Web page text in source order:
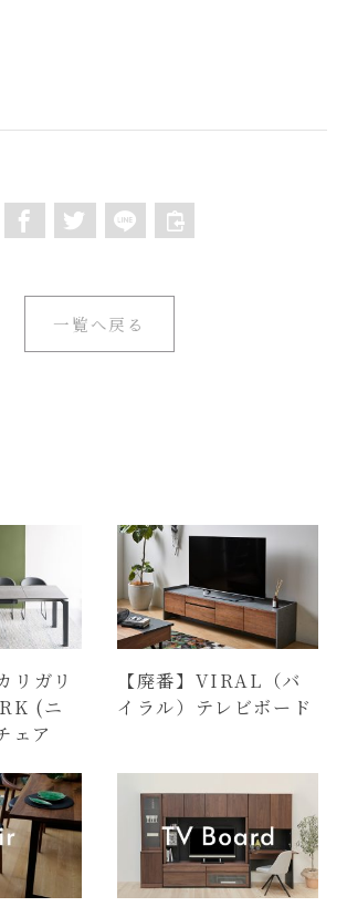
一覧へ戻る
ガリ
(ニ
ェア
【廃番】VIRAL（バ
イラル）テレビボード